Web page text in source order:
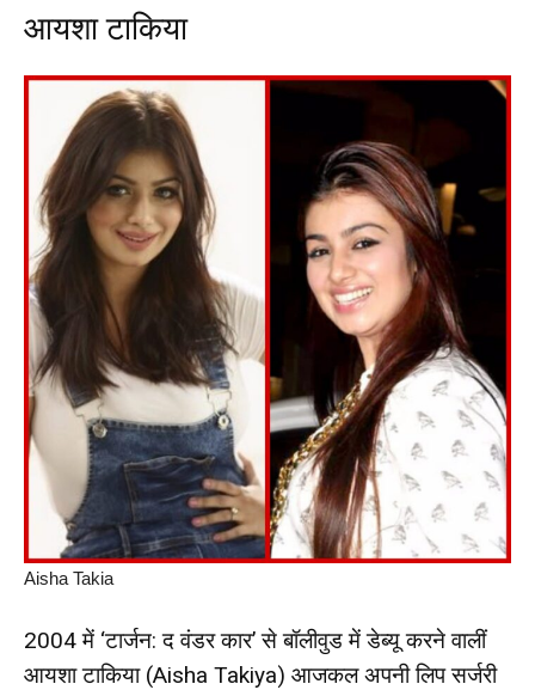
आयशा टाकिया
Aisha Takia
2004 में ‘टार्जन: द वंडर कार’ से बॉलीवुड में डेब्यू करने वालीं
आयशा टाकिया (Aisha Takiya) आजकल अपनी लिप सर्जरी